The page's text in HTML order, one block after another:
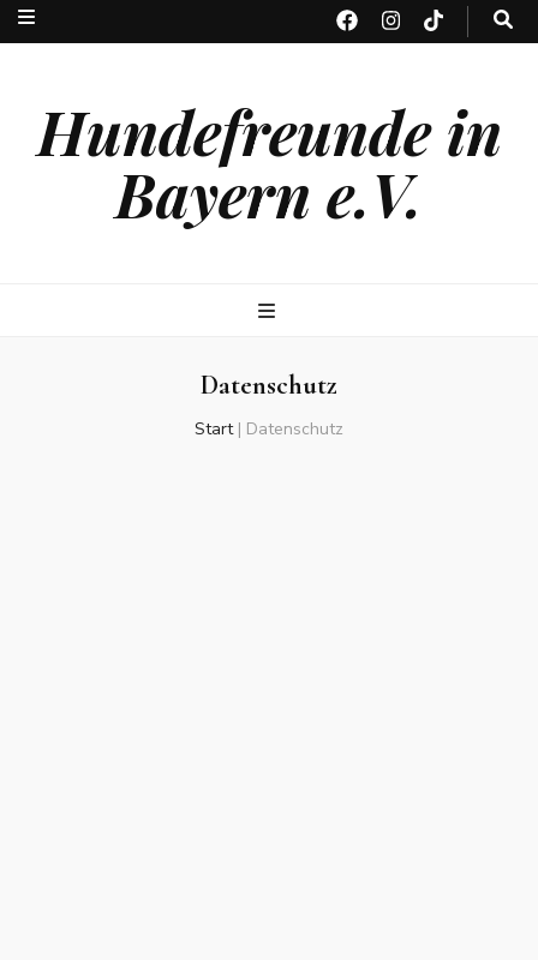
Hundefreunde in
Bayern e.V.
Datenschutz
Start | Datenschutz